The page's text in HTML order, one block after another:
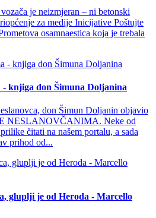
je neizmjeran – ni betonski
za medije Inicijative Poštujte
osamnaestica koja je trebala
- knjiga don Šimuna Doljanina
don Šimun Doljanin objavio
NESLANOVČANIMA. Neke od
čitati na našem portalu, a sada
prihod od...
gluplji je od Heroda - Marcello